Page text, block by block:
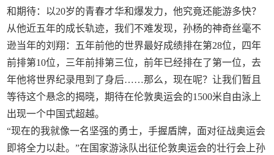
和期待：以20岁的青春才华和爆发力，他究竟还能游多快？
从他近五年的成长轨迹，我们不难发现，孙杨的神奇丝毫不
逊当年的刘翔：五年前他的世界最好成绩排在第28位，四年
前排第10位，三年前排第三位，前年已经排在了第一位，去
年他将世界纪录甩到了身后……那么，现在呢？让我们暂且
等待这个悬念的揭晓，期待在伦敦奥运会的1500米自由泳上
出现一个中国式超越。
“现在的我就像一名坚强的勇士，手握盾牌，面对征战奥运会
即将全力以赴。”在国家游泳队出征伦敦奥运会的壮行会上孙